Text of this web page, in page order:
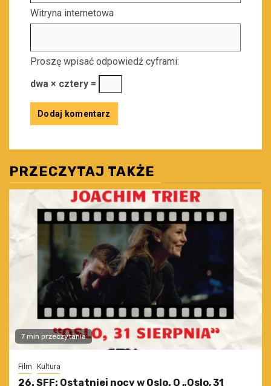
Witryna internetowa
Proszę wpisać odpowiedź cyframi:
dwa × cztery =
PRZECZYTAJ TAKŻE
7 min przeczytania
Film Kultura
26. SFF: Ostatniej nocy w Oslo. O „Oslo, 31